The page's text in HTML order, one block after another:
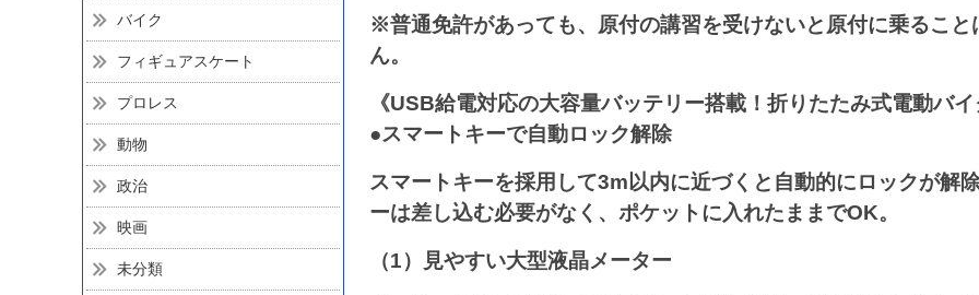
バイク
フィギュアスケート
プロレス
動物
政治
映画
未分類
※普通免許があっても、原付の講習を受けないと原付に乗ること
ん。
《USB給電対応の大容量バッテリー搭載！折りたたみ式電動バイ
●スマートキーで自動ロック解除
スマートキーを採用して3m以内に近づくと自動的にロックが解
ーは差し込む必要がなく、ポケットに入れたままでOK。
（1）見やすい大型液晶メーター